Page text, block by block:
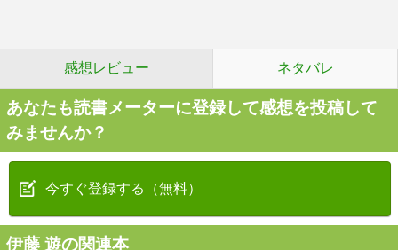
感想レビュー ネタバレ
あなたも読書メーターに登録して感想を投稿して
みませんか？
今すぐ登録する（無料）
伊藤 遊の関連本